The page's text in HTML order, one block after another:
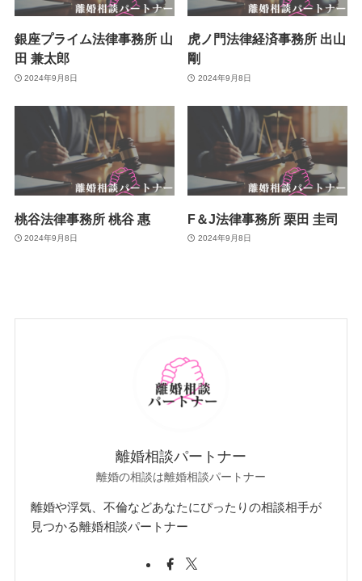
銀座プライム法律事務所 山
田 兼太郎
2024年9月8日
虎ノ門法律経済事務所 出山
剛
2024年9月8日
桃谷法律事務所 桃谷 惠
2024年9月8日
F＆J法律事務所 栗田 圭司
2024年9月8日
離婚相談パートナー
離婚の相談は離婚相談パートナー
離婚や浮気、不倫などあなたにぴったりの相談相手が
見つかる離婚相談パートナー